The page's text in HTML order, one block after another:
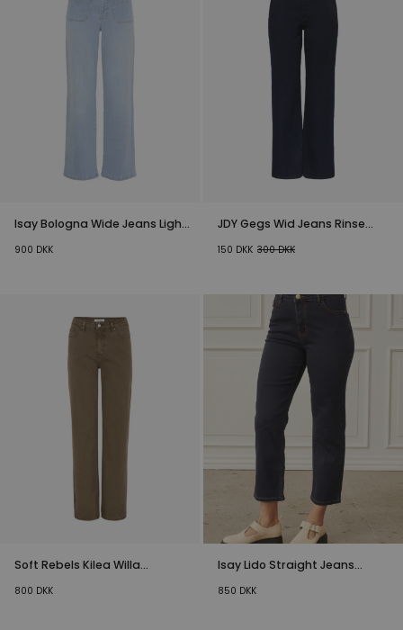
Isay Bologna Wide Jeans Light
900 DKK
JDY Gegs Wid Jeans Rinse
150 DKK 300DKK
Soft Rebels Kilea Willa
800 DKK
Isay Lido Straight Jeans
850 DKK